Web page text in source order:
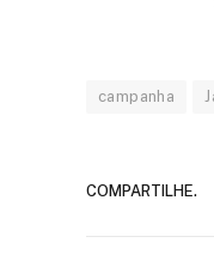
campanha
COMPARTILHE.